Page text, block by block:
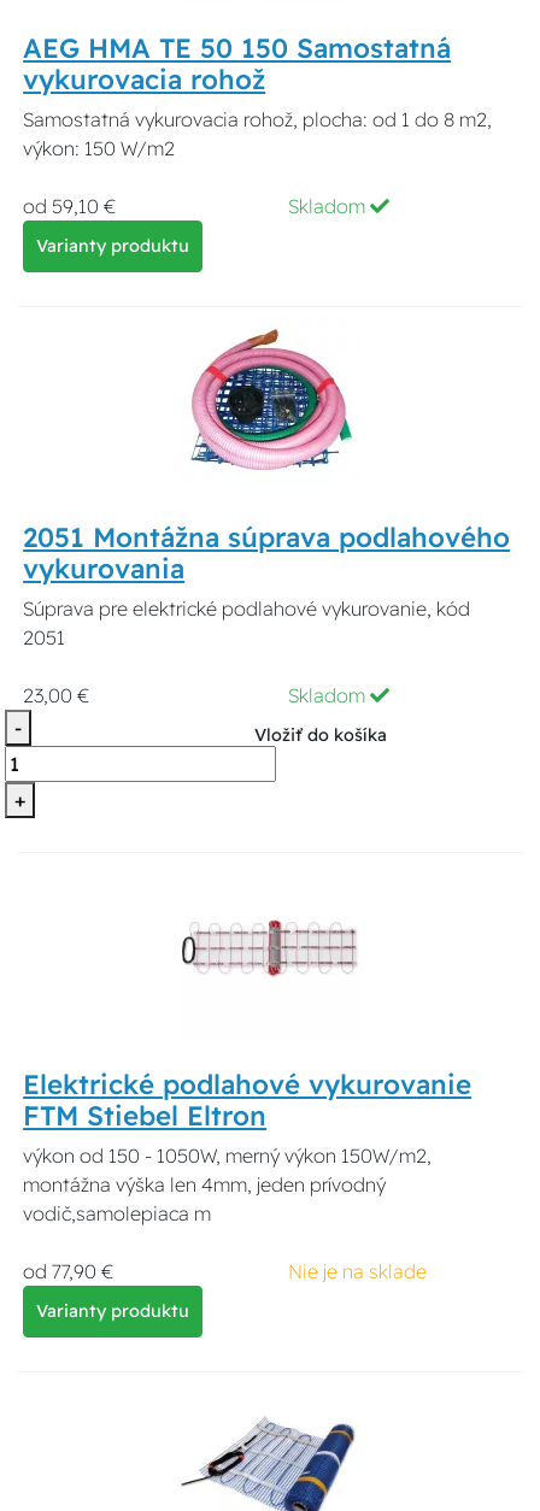
AEG HMA TE 50 150 Samostatná
vykurovacia rohož
Samostatná vykurovacia rohož, plocha: od 1 do 8 m2,
výkon: 150 W/m2
od 59,10 € Skladom
Varianty produktu
2051 Montážna súprava podlahového
vykurovania
Súprava pre elektrické podlahové vykurovanie, kód
2051
23,00 €
Skladom
-
+
Vložiť do košíka
Elektrické podlahové vykurovanie
FTM Stiebel Eltron
výkon od 150 - 1050W, merný výkon 150W/m2,
montážna výška len 4mm, jeden prívodný
vodič,samolepiaca m
od 77,90 € Nie je na sklade
Varianty produktu